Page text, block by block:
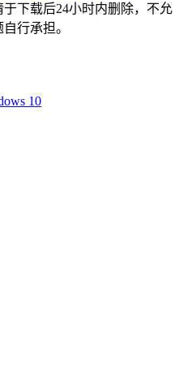
下载后24小时内删除，不允
行承担。
10